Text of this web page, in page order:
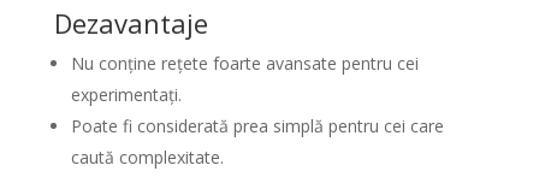
Dezavantaje
Nu conține rețete foarte avansate pentru cei
experimentați.
Poate fi considerată prea simplă pentru cei care
caută complexitate.